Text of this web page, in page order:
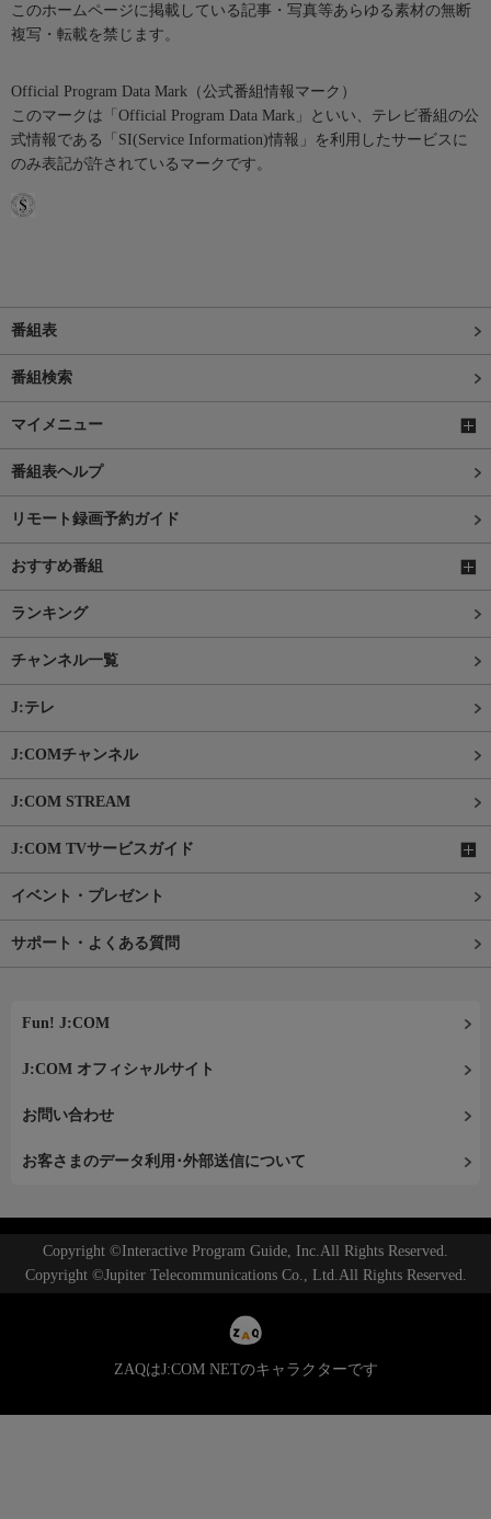
このホームページに掲載している記事・写真等あらゆる素材の無断
複写・転載を禁じます。
Official Program Data Mark（公式番組情報マーク）
このマークは「Official Program Data Mark」といい、テレビ番組の公
式情報である「SI(Service Information)情報」を利用したサービスに
のみ表記が許されているマークです。
番組表
番組検索
マイメニュー
番組表ヘルプ
リモート録画予約ガイド
おすすめ番組
ランキング
チャンネル一覧
J:テレ
J:COMチャンネル
J:COM STREAM
J:COM TVサービスガイド
イベント・プレゼント
サポート・よくある質問
Fun! J:COM
J:COM オフィシャルサイト
お問い合わせ
お客さまのデータ利用･外部送信について
Copyright ©Interactive Program Guide, Inc.All Rights Reserved.
Copyright ©Jupiter Telecommunications Co., Ltd.All Rights Reserved.
ZAQはJ:COM NETのキャラクターです